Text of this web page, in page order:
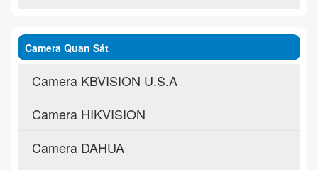
Camera Quan Sát
Camera KBVISION U.S.A
Camera HIKVISION
Camera DAHUA